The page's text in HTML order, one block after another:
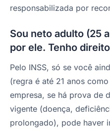
responsabilizada por
Sou neto adulto (25
por ele. Tenho
Pelo INSS, só se você
(regra é até 21 anos
empresa, se há prova de
vigente (doença,
prolongado), pode haver